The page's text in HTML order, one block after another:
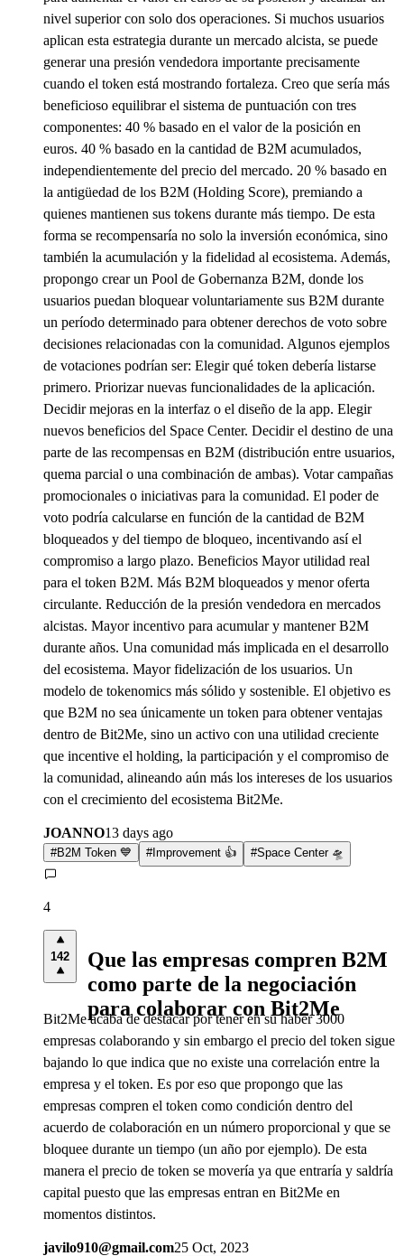
nivel superior con solo dos operaciones. Si muchos usuarios
aplican esta estrategia durante un mercado alcista, se puede
generar una presión vendedora importante precisamente
cuando el token está mostrando fortaleza. Creo que sería más
beneficioso equilibrar el sistema de puntuación con tres
componentes: 40 % basado en el valor de la posición en
euros. 40 % basado en la cantidad de B2M acumulados,
independientemente del precio del mercado. 20 % basado en
la antigüedad de los B2M (Holding Score), premiando a
quienes mantienen sus tokens durante más tiempo. De esta
forma se recompensaría no solo la inversión económica, sino
también la acumulación y la fidelidad al ecosistema. Además,
propongo crear un Pool de Gobernanza B2M, donde los
usuarios puedan bloquear voluntariamente sus B2M durante
un período determinado para obtener derechos de voto sobre
decisiones relacionadas con la comunidad. Algunos ejemplos
de votaciones podrían ser: Elegir qué token debería listarse
primero. Priorizar nuevas funcionalidades de la aplicación.
Decidir mejoras en la interfaz o el diseño de la app. Elegir
nuevos beneficios del Space Center. Decidir el destino de una
parte de las recompensas en B2M (distribución entre usuarios,
quema parcial o una combinación de ambas). Votar campañas
promocionales o iniciativas para la comunidad. El poder de
voto podría calcularse en función de la cantidad de B2M
bloqueados y del tiempo de bloqueo, incentivando así el
compromiso a largo plazo. Beneficios Mayor utilidad real
para el token B2M. Más B2M bloqueados y menor oferta
circulante. Reducción de la presión vendedora en mercados
alcistas. Mayor incentivo para acumular y mantener B2M
durante años. Una comunidad más implicada en el desarrollo
del ecosistema. Mayor fidelización de los usuarios. Un
modelo de tokenomics más sólido y sostenible. El objetivo es
que B2M no sea únicamente un token para obtener ventajas
dentro de Bit2Me, sino un activo con una utilidad creciente
que incentive el holding, la participación y el compromiso de
la comunidad, alineando aún más los intereses de los usuarios
con el crecimiento del ecosistema Bit2Me.
JOANNO13 days ago
#B2M Token 💙 #Improvement 👍 #Space Center 🛸
4
142
Que las empresas compren B2M
como parte de la negociación
para colaborar con Bit2Me
Bit2Me acaba de destacar por tener en su haber 3000
empresas colaborando y sin embargo el precio del token sigue
bajando lo que indica que no existe una correlación entre la
empresa y el token. Es por eso que propongo que las
empresas compren el token como condición dentro del
acuerdo de colaboración en un número proporcional y que se
bloquee durante un tiempo (un año por ejemplo). De esta
manera el precio de token se movería ya que entraría y saldría
capital puesto que las empresas entran en Bit2Me en
momentos distintos.
javilo910@gmail.com25 Oct, 2023